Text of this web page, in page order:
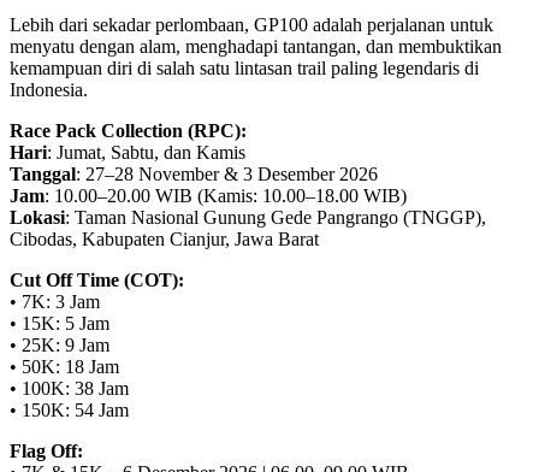
Lebih dari sekadar perlombaan, GP100 adalah perjalanan untuk
menyatu dengan alam, menghadapi tantangan, dan membuktikan
kemampuan diri di salah satu lintasan trail paling legendaris di
Indonesia.
Race Pack Collection (RPC):
Hari: Jumat, Sabtu, dan Kamis
Tanggal: 27–28 November & 3 Desember 2026
Jam: 10.00–20.00 WIB (Kamis: 10.00–18.00 WIB)
Lokasi: Taman Nasional Gunung Gede Pangrango (TNGGP),
Cibodas, Kabupaten Cianjur, Jawa Barat
Cut Off Time (COT):
• 7K: 3 Jam
• 15K: 5 Jam
• 25K: 9 Jam
• 50K: 18 Jam
• 100K: 38 Jam
• 150K: 54 Jam
Flag Off: